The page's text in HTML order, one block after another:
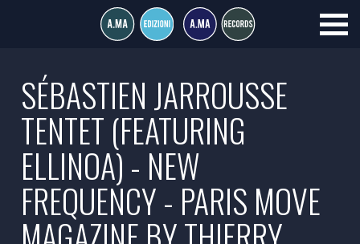
SÉBASTIEN JARROUSSE
TENTET (FEATURING
ELLINOA) - NEW
FREQUENCY - PARIS MOVE